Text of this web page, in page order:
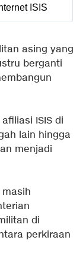
ISIS
asing yang
berganti
ISIS di
lain hingga
menjadi
di
perkiraan